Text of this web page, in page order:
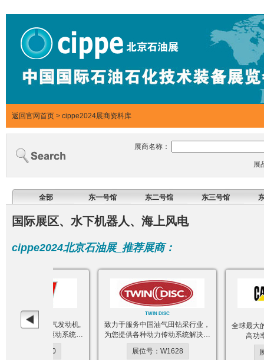
返回官网首页 > cippe2024展商资料库
展商名称：
展
全部 东一号馆 东二号馆 东三号馆
国际展区、水下机器人、海上风电
cippe2024北京石油展_推荐展商：
MTU
柴油和天然气发动机,
机和成套驱动系统生
TWIN DISC
致力于服务中国油气田钻采行业，
为您提供各种动力传动系统解决方
案
展位号：W1628
全球最大的
高功率
展